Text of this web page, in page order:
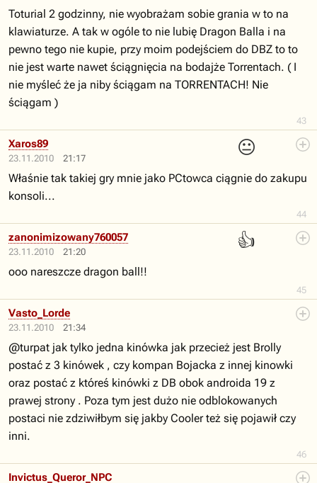
43
Toturial 2 godzinny, nie wyobrażam sobie grania w to na
klawiaturze. A tak w ogóle to nie lubię Dragon Balla i na
pewno tego nie kupie, przy moim podejściem do DBZ to to
nie jest warte nawet ściągnięcia na bodajże Torrentach. ( I
nie myśleć że ja niby ściągam na TORRENTACH! Nie
ściągam )
23.11.2010 21:17
😐
44
Xaros89
Właśnie tak takiej gry mnie jako PCtowca ciągnie do zakupu
konsoli...
23.11.2010 21:20
👍
45
zanonimizowany760057
ooo nareszcze dragon ball!!
23.11.2010 21:34
46
Vasto_Lorde
@turpat jak tylko jedna kinówka jak przecież jest Brolly
postać z 3 kinówek , czy kompan Bojacka z innej kinowki
oraz postać z któreś kinówki z DB obok androida 19 z
prawej strony . Poza tym jest dużo nie odblokowanych
postaci nie zdziwiłbym się jakby Cooler też się pojawił czy
inni.
Invictus_Queror_NPC